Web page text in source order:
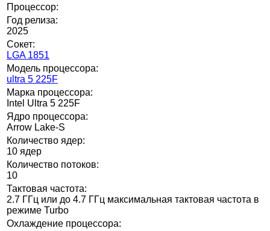
Процессор:
Год релиза:
2025
Сокет:
LGA 1851
Модель процессора:
ultra 5 225F
Марка процессора:
Intel Ultra 5 225F
Ядро процессора:
Arrow Lake-S
Количество ядер:
10 ядер
Количество потоков:
10
Тактовая частота:
2.7 ГГц или до 4.7 ГГц максимальная тактовая частота в
режиме Turbo
Охлаждение процессора: